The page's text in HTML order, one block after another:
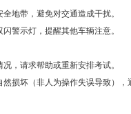
地带，避免对交通造成干扰。
警示灯，提醒其他车辆注意。
，请求帮助或重新安排考试。
损坏（非人为操作失误导致），